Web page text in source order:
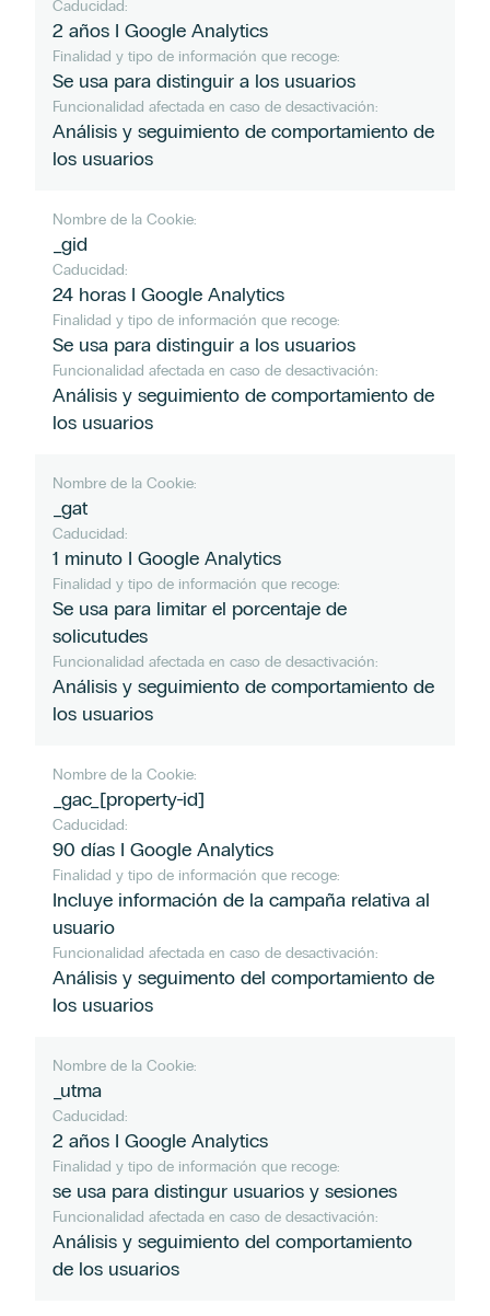
Caducidad:
2 años I Google Analytics
Finalidad y tipo de información que recoge:
Se usa para distinguir a los usuarios
Funcionalidad afectada en caso de desactivación:
Análisis y seguimiento de comportamiento de
los usuarios
Nombre de la Cookie:
_gid
Caducidad:
24 horas I Google Analytics
Finalidad y tipo de información que recoge:
Se usa para distinguir a los usuarios
Funcionalidad afectada en caso de desactivación:
Análisis y seguimiento de comportamiento de
los usuarios
Nombre de la Cookie:
_gat
Caducidad:
1 minuto I Google Analytics
Finalidad y tipo de información que recoge:
Se usa para limitar el porcentaje de
solicutudes
Funcionalidad afectada en caso de desactivación:
Análisis y seguimiento de comportamiento de
los usuarios
Nombre de la Cookie:
_gac_[property-id]
Caducidad:
90 días I Google Analytics
Finalidad y tipo de información que recoge:
Incluye información de la campaña relativa al
usuario
Funcionalidad afectada en caso de desactivación:
Análisis y seguimento del comportamiento de
los usuarios
Nombre de la Cookie:
_utma
Caducidad:
2 años I Google Analytics
Finalidad y tipo de información que recoge:
se usa para distingur usuarios y sesiones
Funcionalidad afectada en caso de desactivación:
Análisis y seguimiento del comportamiento
de los usuarios